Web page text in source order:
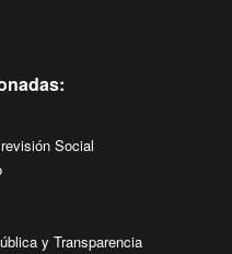
Social
y Transparencia